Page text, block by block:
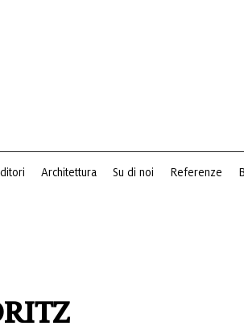
Architettura Su di noi Referenze